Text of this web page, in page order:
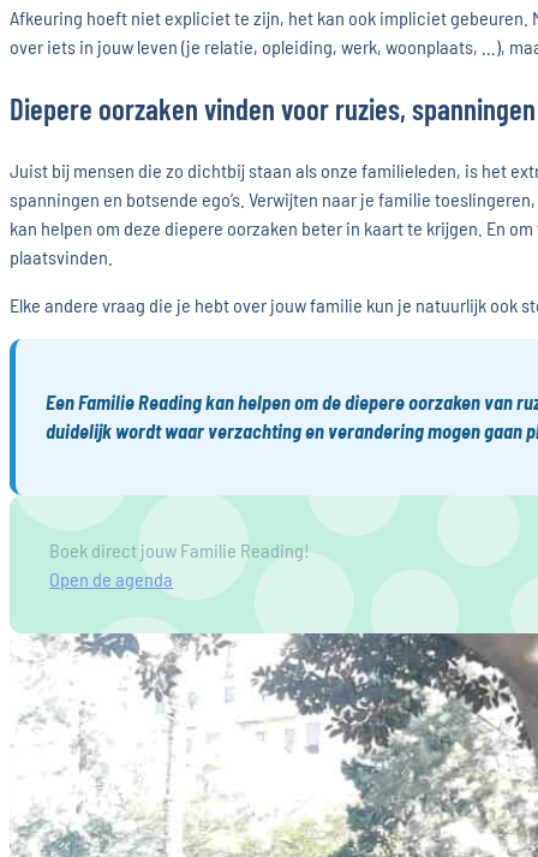
Afkeuring hoeft niet expliciet te zijn, het kan ook impliciet
over iets in jouw leven (je relatie, opleiding, werk, woonplaats, …),
Diepere oorzaken vinden voor ruzies,
Juist bij mensen die zo dichtbij staan als onze familieleden, is het
spanningen en botsende ego’s. Verwijten naar je familie
kan helpen om deze diepere oorzaken beter in kaart te krijgen. En
plaatsvinden.
Elke andere vraag die je hebt over jouw familie kun je natuurlijk ook
Een Familie Reading kan helpen om de diepere oorzaken van
duidelijk wordt waar verzachting en verandering mogen gaan
Boek direct jouw Familie Reading!
Open de agenda